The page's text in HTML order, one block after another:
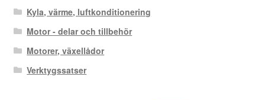
Kyla, värme, luftkonditionering
Motor - delar och tillbehör
Motorer, växellådor
Verktygssatser